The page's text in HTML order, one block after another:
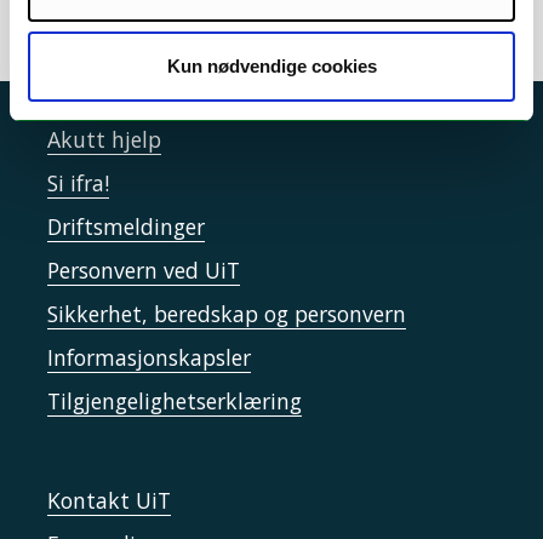
Kun nødvendige cookies
Akutt hjelp
Si ifra!
Driftsmeldinger
Personvern ved UiT
Sikkerhet, beredskap og personvern
Informasjonskapsler
Tilgjengelighetserklæring
Kontakt UiT